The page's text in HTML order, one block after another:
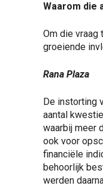
Waarom die
Om die vraag
groeiende
Rana Plaza
De instorting
aantal
waarbij meer
ook voor
financiële
behoorlijk
werden